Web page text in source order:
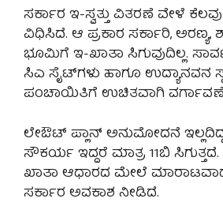
ಸರ್ಕಾರ ಇ-ಸ್ವತ್ತು ವಿತರಣೆ ವೇಳೆ
ವಿಧಿಸಿದೆ. ಆ ಪ್ರಕಾರ ಸರ್ಕಾರಿ, ಅರಣ್ಯ,
ಭೂಮಿಗೆ ಇ-ಖಾತಾ ಸಿಗುವುದಿಲ್ಲ.
ಸಿಎ ಸೈಟ್‌ಗಳು ಹಾಗೂ ಉದ್ಯಾನವನ
ಪಂಚಾಯಿತಿಗೆ ಉಚಿತವಾಗಿ ವರ್ಗಾವಣೆ
ಲೇಔಟ್ ಪ್ಲಾನ್ ಅನುಮೋದನೆ
ಸೌಕರ್ಯ ಇದ್ದರೆ ಮಾತ್ರ 11ಬಿ
ಖಾತಾ ಆಧಾರದ ಮೇಲೆ
ಸರ್ಕಾರ ಅವಕಾಶ ನೀಡಿದೆ.